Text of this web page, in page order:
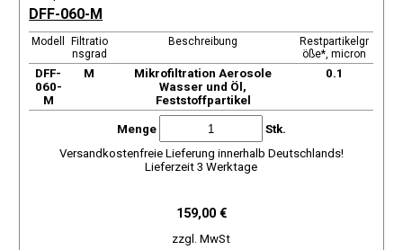
DFF-060-M
Modell
Filtratio
nsgrad
Beschreibung
Restpartikelgr
öße*, micron
DFF-
060-
M
М
Mikrofiltration Aerosole
Wasser und Öl,
Feststoffpartikel
0.1
Menge
Stk.
Versandkostenfreie Lieferung innerhalb Deutschlands!
Lieferzeit 3 Werktage
159,00 €
zzgl. MwSt